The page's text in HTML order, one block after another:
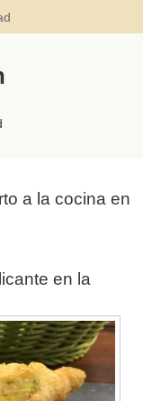
a la cocina en
en la